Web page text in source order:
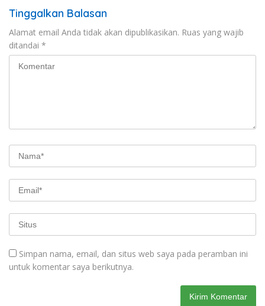
Tinggalkan Balasan
Alamat email Anda tidak akan dipublikasikan. Ruas yang wajib
ditandai *
Simpan nama, email, dan situs web saya pada peramban ini
untuk komentar saya berikutnya.